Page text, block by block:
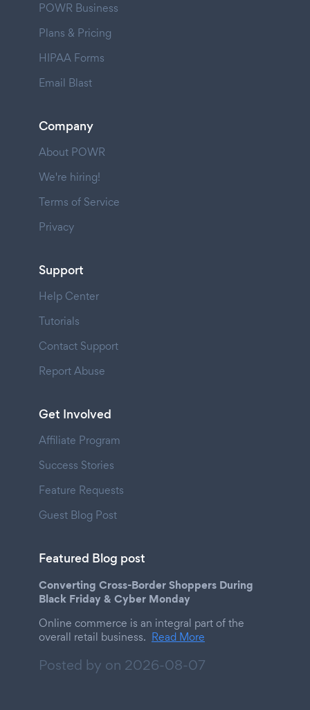
POWR Business
Plans & Pricing
HIPAA Forms
Email Blast
Company
About POWR
We're hiring!
Terms of Service
Privacy
Support
Help Center
Tutorials
Contact Support
Report Abuse
Get Involved
Affiliate Program
Success Stories
Feature Requests
Guest Blog Post
Featured Blog post
Converting Cross-Border Shoppers During
Black Friday & Cyber Monday
Online commerce is an integral part of the
overall retail business. Read More
Posted by on 2026-08-07